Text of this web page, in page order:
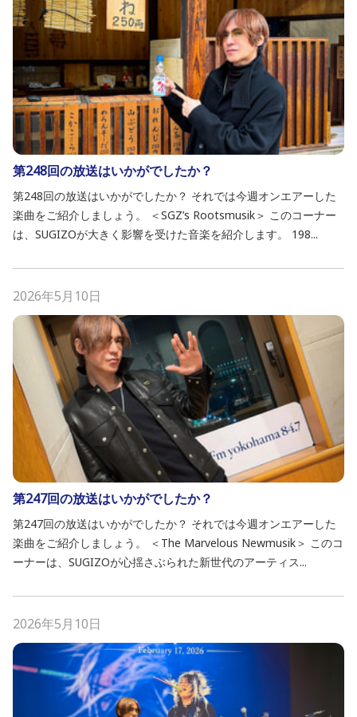
第248回の放送はいかがでしたか？
第248回の放送はいかがでしたか？ それでは今週オンエアーした
楽曲をご紹介しましょう。 ＜SGZ’s Rootsmusik＞ このコーナー
は、SUGIZOが大きく影響を受けた音楽を紹介します。 198...
2026年5月10日
第247回の放送はいかがでしたか？
第247回の放送はいかがでしたか？ それでは今週オンエアーした
楽曲をご紹介しましょう。 ＜The Marvelous Newmusik＞ このコ
ーナーは、SUGIZOが心揺さぶられた新世代のアーティス...
2026年5月10日